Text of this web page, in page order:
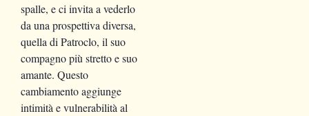
spalle, e ci invita a vederlo
da una prospettiva diversa,
quella di Patroclo, il suo
compagno più stretto e suo
amante. Questo
cambiamento aggiunge
intimità e vulnerabilità al